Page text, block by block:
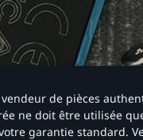
de pièces
ne doit être utilisée
garantie standard.